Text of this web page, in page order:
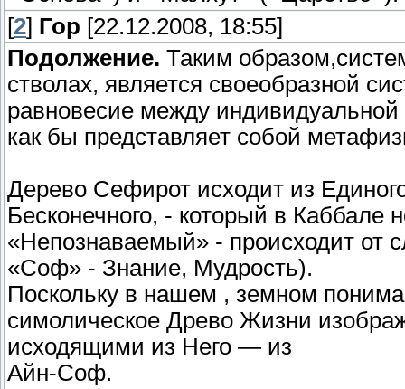
[2] Гор [22.12.2008, 18:55]
Подолжение. Таким
стволах, является своеобразной
равновесие между
как бы представляет собой
Дерево Сефирот исходит из
Бесконечного, - который в Каббале
«Непознаваемый» - происходит от
«Соф» - Знание, Мудрость).
Поскольку в нашем , земном
симолическое Древо Жизни
исходящими из Него — из
Айн-Соф.